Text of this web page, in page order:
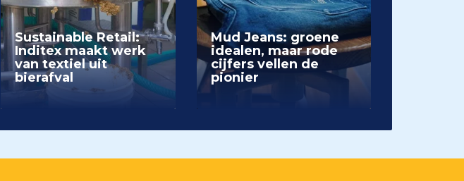
Sustainable Retail:
Inditex maakt werk
van textiel uit
bierafval
Mud Jeans: groene
idealen, maar rode
cijfers vellen de
pionier